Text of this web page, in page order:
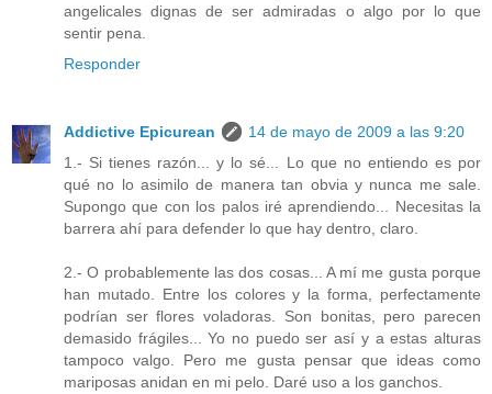
angelicales dignas de ser admiradas o algo por lo que
sentir pena.
Responder
Addictive Epicurean
14 de mayo de 2009 a las 9:20
1.- Si tienes razón... y lo sé... Lo que no entiendo es por
qué no lo asimilo de manera tan obvia y nunca me sale.
Supongo que con los palos iré aprendiendo... Necesitas la
barrera ahí para defender lo que hay dentro, claro.
2.- O probablemente las dos cosas... A mí me gusta porque
han mutado. Entre los colores y la forma, perfectamente
podrían ser flores voladoras. Son bonitas, pero parecen
demasido frágiles... Yo no puedo ser así y a estas alturas
tampoco valgo. Pero me gusta pensar que ideas como
mariposas anidan en mi pelo. Daré uso a los ganchos.